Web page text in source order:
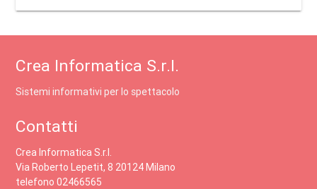
Crea Informatica S.r.l.
Sistemi informativi per lo spettacolo
Contatti
Crea Informatica S.r.l.
Via Roberto Lepetit, 8 20124 Milano
telefono 02466565